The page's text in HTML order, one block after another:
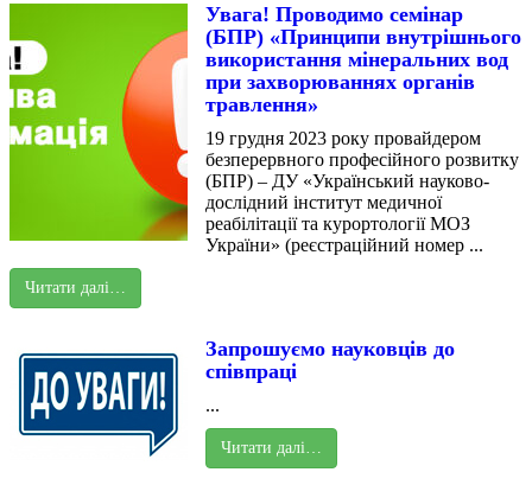
Увага! Проводимо семінар
(БПР) «Принципи внутрішнього
використання мінеральних вод
при захворюваннях органів
травлення»
19 грудня 2023 року провайдером
безперервного професійного розвитку
(БПР) – ДУ «Український науково-
дослідний інститут медичної
реабілітації та курортології МОЗ
України» (реєстраційний номер ...
Читати далі…
Запрошуємо науковців до
співпраці
...
Читати далі…